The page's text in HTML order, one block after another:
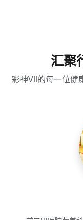
汇聚
彩神Vll的每一位健